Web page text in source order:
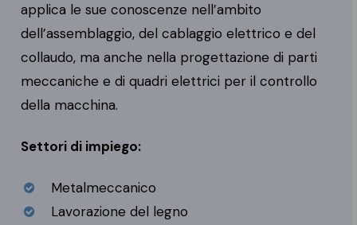
applica le sue conoscenze nell’ambito
dell’assemblaggio, del cablaggio elettrico e del
collaudo, ma anche nella progettazione di parti
meccaniche e di quadri elettrici per il controllo
della macchina.
Settori di impiego:
Metalmeccanico
Lavorazione del legno